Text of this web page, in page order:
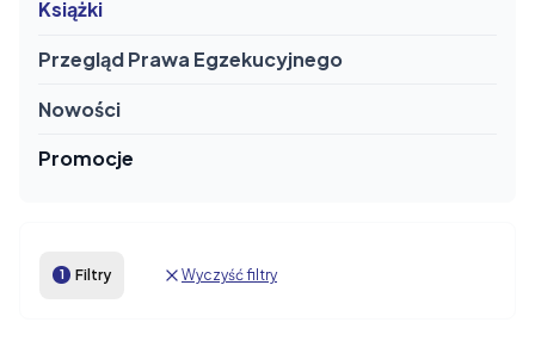
Książki
Przegląd Prawa Egzekucyjnego
Nowości
Promocje
Filtry Wyczyść filtry